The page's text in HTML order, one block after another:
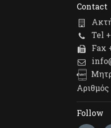
Contact
Tel
Fax
Follow